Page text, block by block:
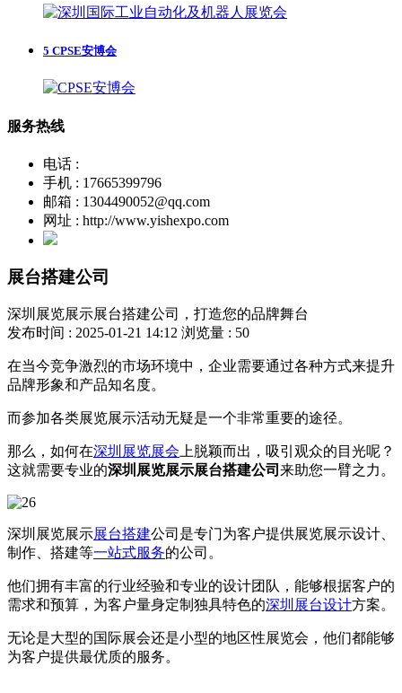
5 CPSE安博会
服务热线
电话 :
手机 : 17665399796
邮箱 : 1304490052@qq.com
网址 : http://www.yishexpo.com
展台搭建公司
深圳展览展示展台搭建公司，打造您的品牌舞台
发布时间 : 2025-01-21 14:12 浏览量 : 50
在当今竞争激烈的市场环境中，企业需要通过各种方式来提升
品牌形象和产品知名度。
而参加各类展览展示活动无疑是一个非常重要的途径。
那么，如何在深圳展览展会 上脱颖而出，吸引观众的目光呢？
这就需要专业的深圳展览展示展台搭建公司 来助您一臂之力。
深圳展览展示展台搭建公司是专门为客户提供展览展示设计、
制作、搭建等一站式服务的公司。
他们拥有丰富的行业经验和专业的设计团队，能够根据客户的
需求和预算，为客户量身定制独具特色的深圳展台设计方案。
无论是大型的国际展会还是小型的地区性展览会，他们都能够
为客户提供最优质的服务。